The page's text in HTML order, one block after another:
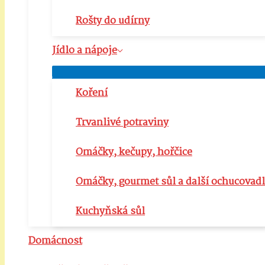
Rošty do udírny
Jídlo a nápoje
Přepínač
Koření
Trvanlivé potraviny
Omáčky, kečupy, hořčice
Omáčky, gourmet sůl a další
Kuchyňská sůl
Domácnost